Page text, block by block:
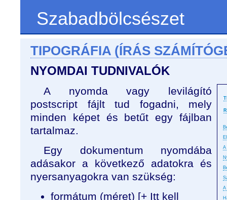
Szabadbölcsészet
TIPOGRÁFIA (ÍRÁS
NYOMDAI TUDNIVALÓK
A
A
A nyomda vagy levilágító
postscript fájlt tud fogadni, mely
minden képet és betűt egy fájlban
tartalmaz.
Egy dokumentum nyomdába
adásakor a következő adatokra és
nyersanyagokra van szükség:
formátum (méret) [+ Itt kell